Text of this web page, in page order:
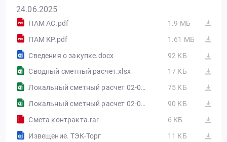
24.06.2025
ПАМ АС.pdf
1.9 МБ
ПАМ КР.pdf
1.61 МБ
Сведения о закупке.docx
92 КБ
Сводный сметный расчет.xlsx
17 КБ
Локальный сметный расчет 02-01-01.xlsx
75 КБ
Локальный сметный расчет 02-02-02.xlsx
90 КБ
Смета контракта.rar
6 КБ
Извещение. ТЭК-Торг
11 КБ